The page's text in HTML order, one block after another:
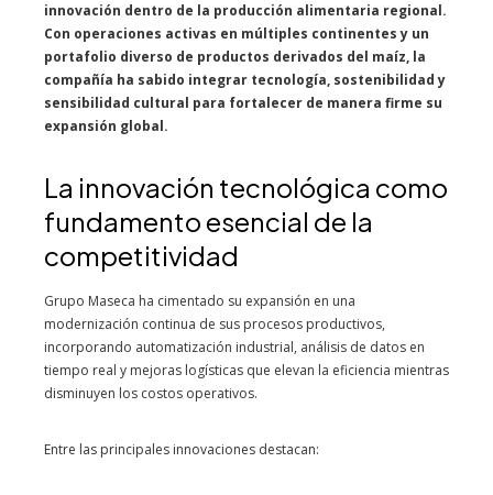
innovación dentro de la producción alimentaria regional.
Con operaciones activas en múltiples continentes y un
portafolio diverso de productos derivados del maíz, la
compañía ha sabido integrar tecnología, sostenibilidad y
sensibilidad cultural para fortalecer de manera firme su
expansión global.
La innovación tecnológica como
fundamento esencial de la
competitividad
Grupo Maseca ha cimentado su expansión en una
modernización continua de sus procesos productivos,
incorporando automatización industrial, análisis de datos en
tiempo real y mejoras logísticas que elevan la eficiencia mientras
disminuyen los costos operativos.
Entre las principales innovaciones destacan: